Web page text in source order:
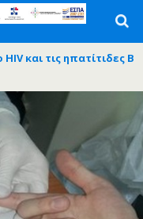
και τις ηπατίτιδες Β